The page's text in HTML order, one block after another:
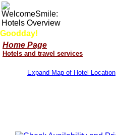
Goodday!
Home Page
Hotels and travel services
Expand Map of Hotel Location